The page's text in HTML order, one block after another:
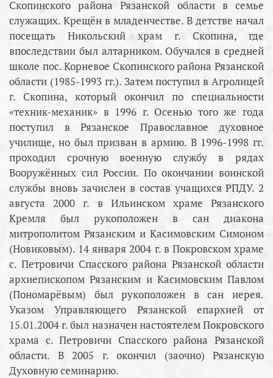
Скопинского района Рязанской области в семье
служащих. Крещён в младенчестве. В детстве начал
посещать Никольский храм г. Скопина, где
впоследствии был алтарником. Обучался в средней
школе пос. Корневое Скопинского района Рязанской
области (1985-1993 гг.). Затем поступил в Агролицей
г. Скопина, который окончил по специальности
«техник-механик» в 1996 г. Осенью того же года
поступил в Рязанское Православное духовное
училище, но был призван в армию. В 1996-1998 гг.
проходил срочную военную службу в рядах
Вооружённых сил России. По окончании воинской
службы вновь зачислен в состав учащихся РПДУ. 2
августа 2000 г. в Ильинском храме Рязанского
Кремля был рукоположен в сан диакона
митрополитом Рязанским и Касимовским Симоном
(Новиковым). 14 января 2004 г. в Покровском храме
с. Петровичи Спасского района Рязанской области
архиепископом Рязанским и Касимовским Павлом
(Пономарёвым) был рукоположен в сан иерея.
Указом Управляющего Рязанской епархией от
15.01.2004 г. был назначен настоятелем Покровского
храма с. Петровичи Спасского района Рязанской
области. В 2005 г. окончил (заочно) Рязанскую
Духовную семинарию.